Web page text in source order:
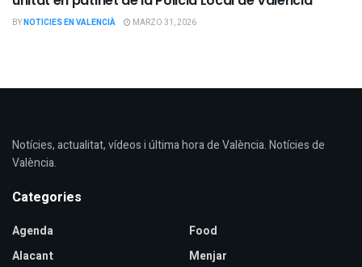
BYNOTICIES EN VALENCIÀ MARZO 31, 2026
Notícies, actualitat, vídeos i última hora de València. Notícies de
València.
Categories
Agenda
Alacant
Food
Menjar